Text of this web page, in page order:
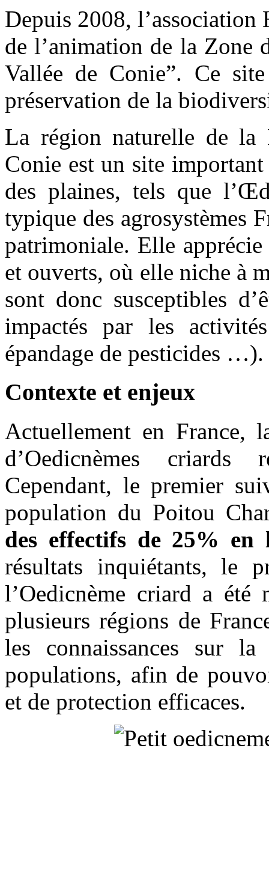
Depuis 2008, l’association
de l’animation de la Zone
Vallée de Conie”. Ce
préservation de la
La région naturelle de la
Conie est un site
des plaines, tels que
typique des agrosystèmes
patrimoniale. Elle
et ouverts, où elle niche à
sont donc susceptibles
impactés par les
épandage de pesticides …).
Contexte et enjeux
Actuellement en France,
d’Oedicnèmes criards
Cependant, le premier
population du Poitou
des effectifs de 25% en
résultats inquiétants, le
l’Oedicnème criard a été
plusieurs régions de
les connaissances sur
populations, afin de
et de protection efficaces.